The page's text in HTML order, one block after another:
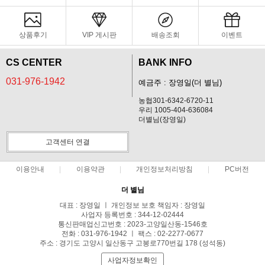
상품후기 VIP 게시판 배송조회 이벤트
CS CENTER
031-976-1942
BANK INFO
예금주 : 장영일(더 별님)
농협301-6342-6720-11
우리 1005-404-636084
더별님(장영일)
고객센터 연결
이용안내 이용약관 개인정보처리방침 PC버전
더 별님
대표 : 장영일 ㅣ 개인정보 보호 책임자 : 장영일
사업자 등록번호 : 344-12-02444
통신판매업신고번호 : 2023-고양일산동-1546호
전화 : 031-976-1942 ㅣ 팩스 : 02-2277-0677
주소 : 경기도 고양시 일산동구 고봉로770번길 178 (성석동)
사업자정보확인